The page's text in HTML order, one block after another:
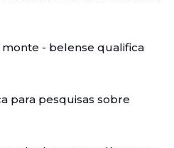
- belense qualifica
para pesquisas sobre